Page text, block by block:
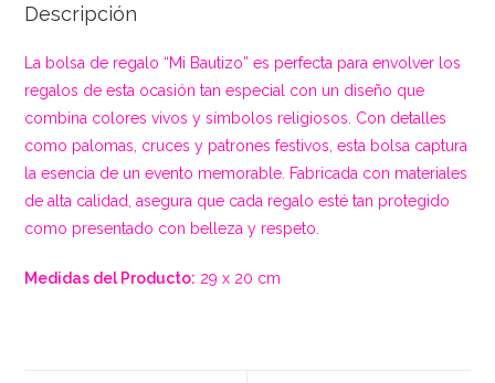
Descripción
La bolsa de regalo “Mi Bautizo” es perfecta para envolver los
regalos de esta ocasión tan especial con un diseño que
combina colores vivos y símbolos religiosos. Con detalles
como palomas, cruces y patrones festivos, esta bolsa captura
la esencia de un evento memorable. Fabricada con materiales
de alta calidad, asegura que cada regalo esté tan protegido
como presentado con belleza y respeto.
Medidas del Producto: 29 x 20 cm